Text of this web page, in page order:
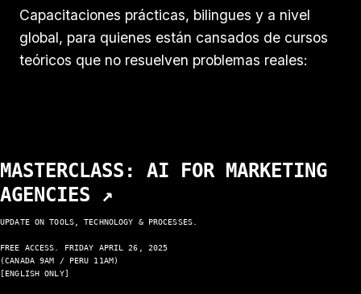
Capacitaciones prácticas, bilingues y a nivel
global, para quienes están cansados de cursos
teóricos que no resuelven problemas reales:
MASTERCLASS: AI FOR MARKETING
AGENCIES ↗
UPDATE ON TOOLS, TECHNOLOGY & PROCESSES.
FREE ACCESS. FRIDAY APRIL 26, 2025
(CANADA 9AM / PERU 11AM)
[ENGLISH ONLY]